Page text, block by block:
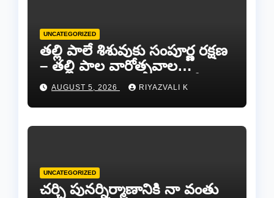
UNCATEGORIZED
తల్లి పాలే శిశువుకు సంపూర్ణ రక్షణ
– తల్లి పాల వారోత్సవాల
సందర్భంగా అవగాహన ర్యాలీ…
AUGUST 5, 2026 RIYAZVALI K
UNCATEGORIZED
చర్చి పునర్నిర్మాణానికి నా వంతు